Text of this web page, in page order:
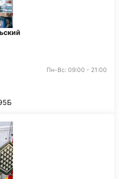
Пн-Вс: 09:00 - 21:00